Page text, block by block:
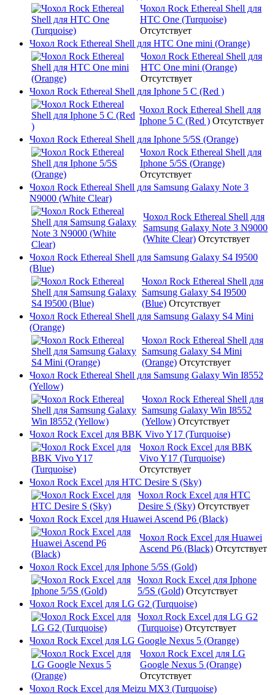
Чохол Rock Ethereal Shell для
HTC One (Turquoise)
Отсутствует
Чохол Rock Ethereal Shell для HTC One mini (Orange)
Чохол Rock Ethereal Shell для
HTC One mini (Orange)
Отсутствует
Чохол Rock Ethereal Shell для Iphone 5 C (Red )
Чохол Rock Ethereal Shell для
Iphone 5 C (Red ) Отсутствует
Чохол Rock Ethereal Shell для Iphone 5/5S (Orange)
Чохол Rock Ethereal Shell для
Iphone 5/5S (Orange)
Отсутствует
Чохол Rock Ethereal Shell для Samsung Galaxy Note 3
N9000 (White Clear)
Чохол Rock Ethereal Shell для
Samsung Galaxy Note 3 N9000
(White Clear) Отсутствует
Чохол Rock Ethereal Shell для Samsung Galaxy S4 I9500
(Blue)
Чохол Rock Ethereal Shell для
Samsung Galaxy S4 I9500
(Blue) Отсутствует
Чохол Rock Ethereal Shell для Samsung Galaxy S4 Mini
(Orange)
Чохол Rock Ethereal Shell для
Samsung Galaxy S4 Mini
(Orange) Отсутствует
Чохол Rock Ethereal Shell для Samsung Galaxy Win I8552
(Yellow)
Чохол Rock Ethereal Shell для
Samsung Galaxy Win I8552
(Yellow) Отсутствует
Чохол Rock Excel для BBK Vivo Y17 (Turquoise)
Чохол Rock Excel для BBK
Vivo Y17 (Turquoise)
Отсутствует
Чохол Rock Excel для HTC Desire S (Sky)
Чохол Rock Excel для HTC
Desire S (Sky) Отсутствует
Чохол Rock Excel для Huawei Ascend P6 (Black)
Чохол Rock Excel для Huawei
Ascend P6 (Black) Отсутствует
Чохол Rock Excel для Iphone 5/5S (Gold)
Чохол Rock Excel для Iphone
5/5S (Gold) Отсутствует
Чохол Rock Excel для LG G2 (Turquoise)
Чохол Rock Excel для LG G2
(Turquoise) Отсутствует
Чохол Rock Excel для LG Google Nexus 5 (Orange)
Чохол Rock Excel для LG
Google Nexus 5 (Orange)
Отсутствует
Чохол Rock Excel для Meizu MX3 (Turquoise)